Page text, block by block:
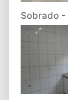
Sobrado -